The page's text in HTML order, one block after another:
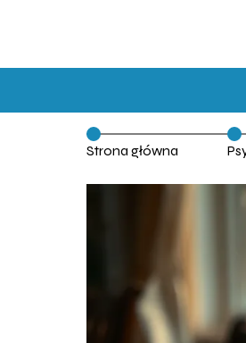
Strona główna